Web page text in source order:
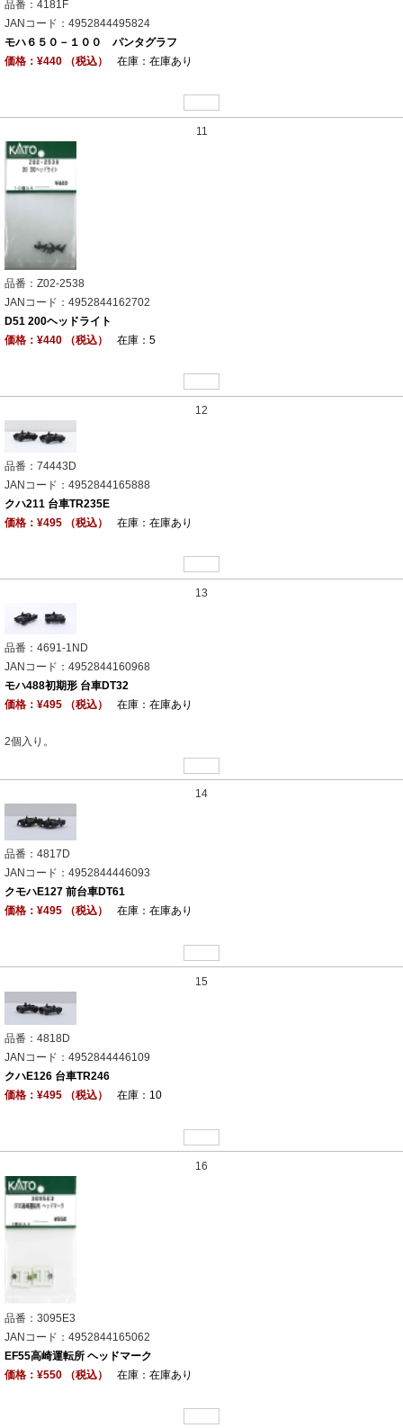
品番：4181F
JANコード：4952844495824
モハ６５０－１００ パンタグラフ
価格：¥440 （税込）
在庫：在庫あり
11
品番：Z02-2538
JANコード：4952844162702
D51 200ヘッドライト
価格：¥440 （税込）
在庫：5
12
品番：74443D
JANコード：4952844165888
クハ211 台車TR235E
価格：¥495 （税込）
在庫：在庫あり
13
品番：4691-1ND
JANコード：4952844160968
モハ488初期形 台車DT32
価格：¥495 （税込）
在庫：在庫あり
2個入り。
14
品番：4817D
JANコード：4952844446093
クモハE127 前台車DT61
価格：¥495 （税込）
在庫：在庫あり
15
品番：4818D
JANコード：4952844446109
クハE126 台車TR246
価格：¥495 （税込）
在庫：10
16
品番：3095E3
JANコード：4952844165062
EF55高崎運転所 ヘッドマーク
価格：¥550 （税込）
在庫：在庫あり